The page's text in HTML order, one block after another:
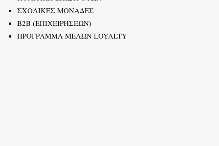
ΣΧΟΛΙΚΕΣ ΜΟΝΑΔΕΣ
B2B (ΕΠΙΧΕΙΡΗΣΕΩΝ)
ΠΡΟΓΡΑΜΜΑ ΜΕΛΩΝ LOYALTY